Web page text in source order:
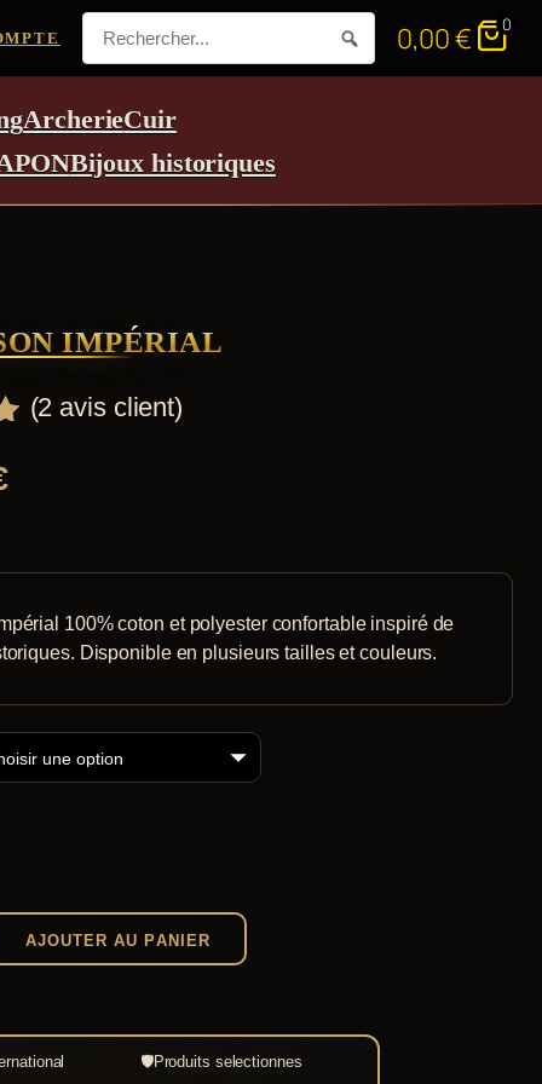
0,00€ 0
ArcherieCuir
Bijoux historiques
IMPÉRIAL
(2 avis client)
100% coton et polyester confortable inspiré de
Disponible en plusieurs tailles et couleurs.
AJOUTER AU PANIER
🛡Produits selectionnes